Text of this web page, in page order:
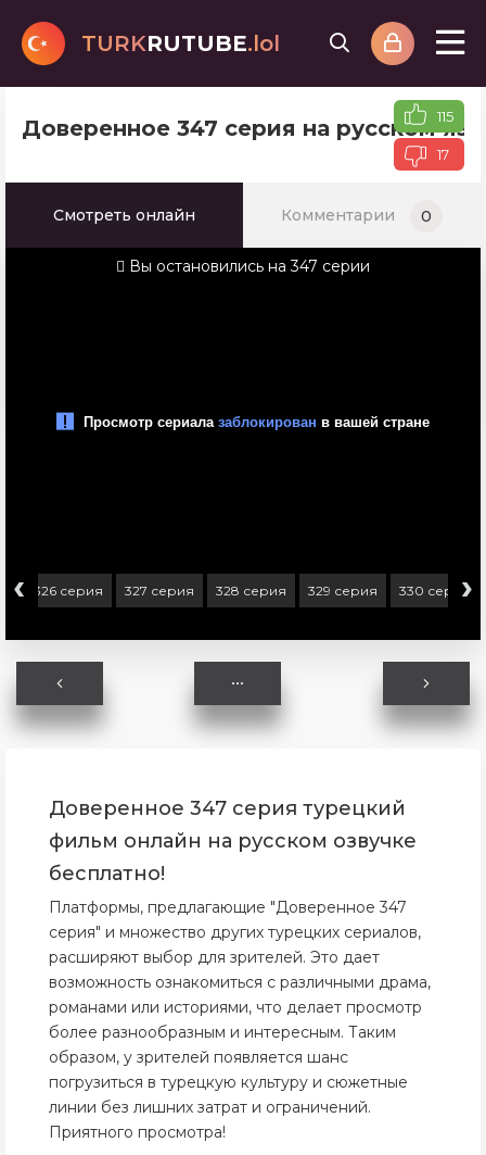
TURKRUTUBE.lol
Доверенное 347 серия на русском115
17
Смотреть онлайн Комментарии 0
Вы остановились на 347 серии
‹ 326 серия 327 серия 328 серия 329 серия 330 серия
›
Доверенное 347 серия турецкий
фильм онлайн на русском озвучке
бесплатно!
Платформы, предлагающие "Доверенное 347
серия" и множество других турецких сериалов,
расширяют выбор для зрителей. Это дает
возможность ознакомиться с различными драма,
романами или историями, что делает просмотр
более разнообразным и интересным. Таким
образом, у зрителей появляется шанс
погрузиться в турецкую культуру и сюжетные
линии без лишних затрат и ограничений.
Приятного просмотра!